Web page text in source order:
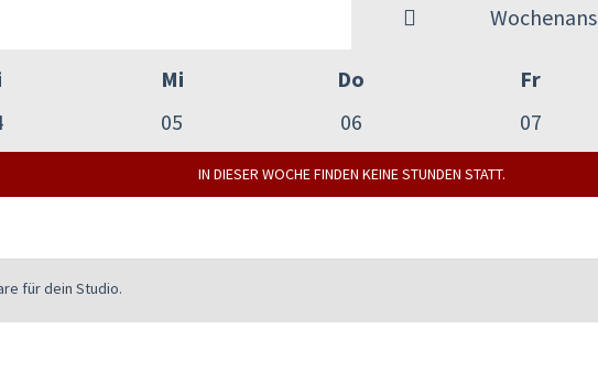
Mi
05
Do
06
Fr
07
IN DIESER WOCHE FINDEN KEINE STUNDEN STATT.
für dein Studio.